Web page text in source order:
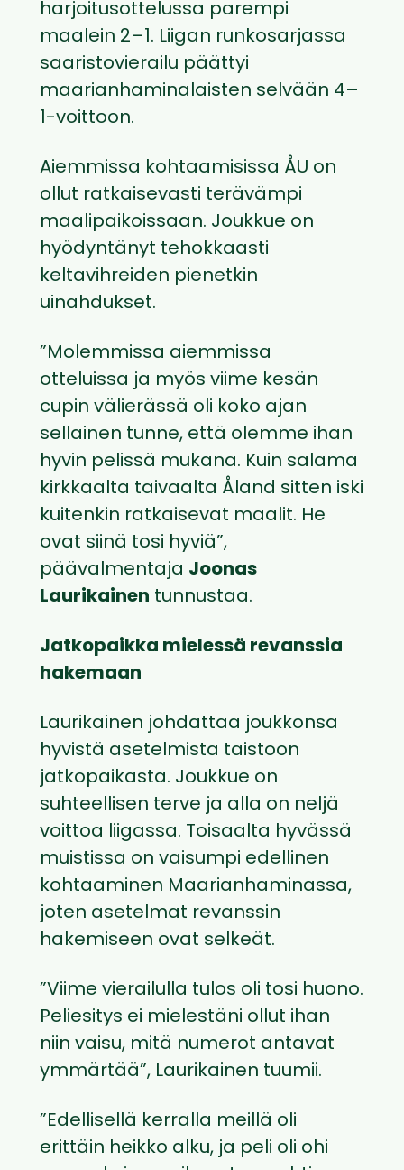
harjoitusottelussa parempi
maalein 2–1. Liigan runkosarjassa
saaristovierailu päättyi
maarianhaminalaisten selvään 4–
1-voittoon.
Aiemmissa kohtaamisissa ÅU on
ollut ratkaisevasti terävämpi
maalipaikoissaan. Joukkue on
hyödyntänyt tehokkaasti
keltavihreiden pienetkin
uinahdukset.
”Molemmissa aiemmissa
otteluissa ja myös viime kesän
cupin välierässä oli koko ajan
sellainen tunne, että olemme ihan
hyvin pelissä mukana. Kuin salama
kirkkaalta taivaalta Åland sitten iski
kuitenkin ratkaisevat maalit. He
ovat siinä tosi hyviä”,
päävalmentaja Joonas
Laurikainen tunnustaa.
Jatkopaikka mielessä revanssia
hakemaan
Laurikainen johdattaa joukkonsa
hyvistä asetelmista taistoon
jatkopaikasta. Joukkue on
suhteellisen terve ja alla on neljä
voittoa liigassa. Toisaalta hyvässä
muistissa on vaisumpi edellinen
kohtaaminen Maarianhaminassa,
joten asetelmat revanssin
hakemiseen ovat selkeät.
”Viime vierailulla tulos oli tosi huono.
Peliesitys ei mielestäni ollut ihan
niin vaisu, mitä numerot antavat
ymmärtää”, Laurikainen tuumii.
”Edellisellä kerralla meillä oli
erittäin heikko alku, ja peli oli ohi